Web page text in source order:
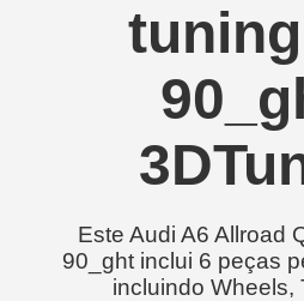
Este Audi A6 Allroad
90_ght inclui 6 peças
incluindo Wheels,